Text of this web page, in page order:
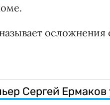
осложнения
Сергей Ермаков